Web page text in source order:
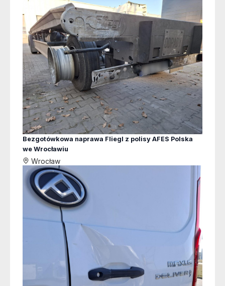
Bezgotówkowa naprawa Fliegl z polisy AFES Polska
we Wrocławiu
Wrocław